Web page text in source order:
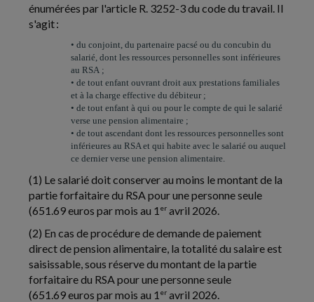
énumérées par l'article R. 3252-3 du code du travail. Il
s'agit :
• du conjoint, du partenaire pacsé ou du concubin du
salarié, dont les ressources personnelles sont inférieures
au RSA ;
• de tout enfant ouvrant droit aux prestations familiales
et à la charge effective du débiteur ;
• de tout enfant à qui ou pour le compte de qui le salarié
verse une pension alimentaire ;
• de tout ascendant dont les ressources personnelles sont
inférieures au RSA et qui habite avec le salarié ou auquel
ce dernier verse une pension alimentaire.
(1) Le salarié doit conserver au moins le montant de la
partie forfaitaire du RSA pour une personne seule
(651.69 euros par mois au 1 eravril 2026.
(2) En cas de procédure de demande de paiement
direct de pension alimentaire, la totalité du salaire est
saisissable, sous réserve du montant de la partie
forfaitaire du RSA pour une personne seule
(651.69 euros par mois au 1 eravril 2026.